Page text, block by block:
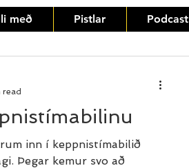
með Pistlar Podcast
inn í keppnistímabilið
Þegar kemur svo að
read